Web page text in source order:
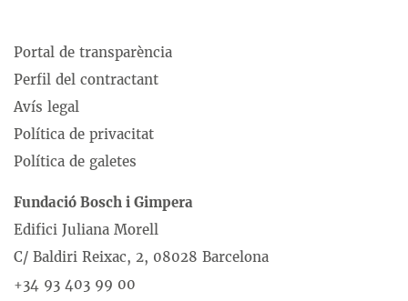
Portal de transparència
Perfil del contractant
Avís legal
Política de privacitat
Política de galetes
Fundació Bosch i Gimpera
Edifici Juliana Morell
C/ Baldiri Reixac, 2, 08028 Barcelona
+34 93 403 99 00